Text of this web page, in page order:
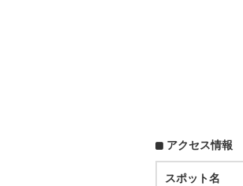
アクセス情報
スポット名